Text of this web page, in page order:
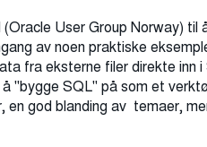
User Group Norway)
av noen praktiske
fra eksterne filer direkte inn
"bygge SQL" på som et
god blanding av temaer,